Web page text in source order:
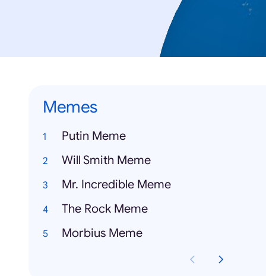
Memes
Putin Meme
Will Smith Meme
Mr. Incredible Meme
The Rock Meme
Morbius Meme